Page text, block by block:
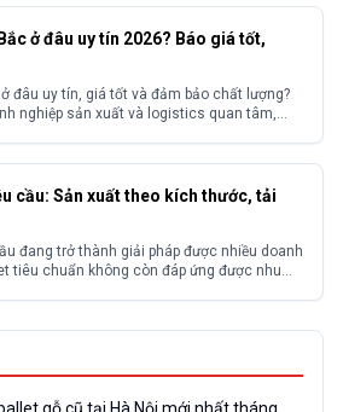
ở đâu uy tín 2026? Báo giá tốt,
đâu uy tín, giá tốt và đảm bảo chất lượng?
nghiệp sản xuất và logistics quan tâm,
cầu: Sản xuất theo kích thước, tải
đang trở thành giải pháp được nhiều doanh
tiêu chuẩn không còn đáp ứng được nhu